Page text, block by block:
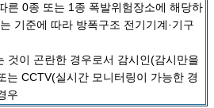
른 0종 또는 1종 폭발위험장소에 해당하
기준에 따라 방폭구조 전기기계·기구
것이 곤란한 경우로서 감시인(감시만을
는 CCTV(실시간 모니터링이 가능한 경
우